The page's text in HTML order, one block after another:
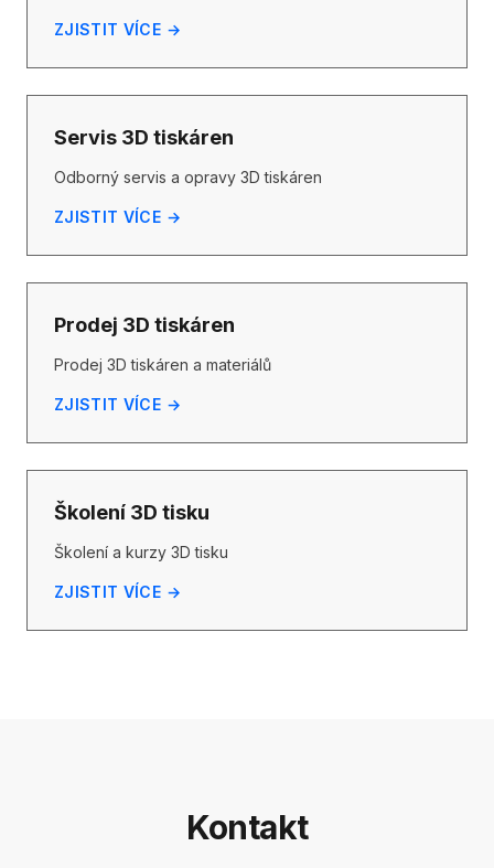
ZJISTIT VÍCE →
Servis 3D tiskáren
Odborný servis a opravy 3D tiskáren
ZJISTIT VÍCE →
Prodej 3D tiskáren
Prodej 3D tiskáren a materiálů
ZJISTIT VÍCE →
Školení 3D tisku
Školení a kurzy 3D tisku
ZJISTIT VÍCE →
Kontakt